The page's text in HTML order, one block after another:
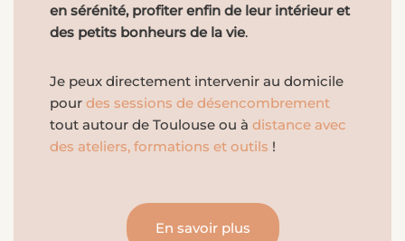
en sérénité, profiter enfin de leur intérieur et
des petits bonheurs de la vie.
Je peux directement intervenir au domicile
pour des sessions de désencombrement
tout autour de Toulouse ou à distance avec
des ateliers, formations et outils !
En savoir plus